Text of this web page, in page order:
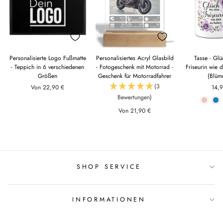
Personalisierte Logo Fußmatte
- Teppich in 6 verschiedenen
Größen
Von 22,90 €
Personalisiertes Acryl Glasbild
- Fotogeschenk mit Motorrad -
Geschenk für Motorradfahrer
(3
Bewertungen)
Von 21,90 €
Tasse -
Friseurin wie
SHOP SERVICE
INFORMATIONEN